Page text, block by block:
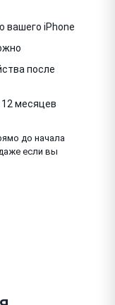
вашего iPhone
после
12 месяцев
до начала
если вы